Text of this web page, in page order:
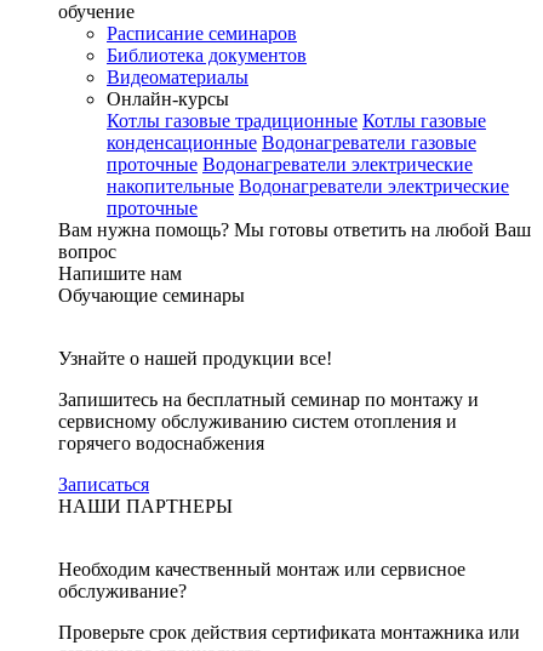
обучение
Расписание семинаров
Библиотека документов
Видеоматериалы
Онлайн-курсы
Котлы газовые традиционные Котлы газовые
конденсационные Водонагреватели газовые
проточные Водонагреватели электрические
накопительные Водонагреватели электрические
проточные
Вам нужна помощь? Мы готовы ответить на любой Ваш
вопрос
Напишите нам
Обучающие семинары
Узнайте о нашей продукции все!
Запишитесь на бесплатный семинар по монтажу и
сервисному обслуживанию систем отопления и
горячего водоснабжения
Записаться
НАШИ ПАРТНЕРЫ
Необходим качественный монтаж или сервисное
обслуживание?
Проверьте срок действия сертификата монтажника или